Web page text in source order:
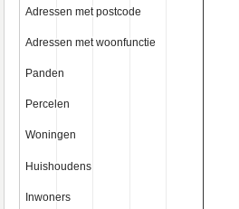
Adressen met postcode
Adressen met postcode
Adressen met woonfunctie
Adressen met woonfunctie
Panden
Panden
Percelen
Percelen
Woningen
Woningen
Huishoudens
Huishoudens
Inwoners
Inwoners